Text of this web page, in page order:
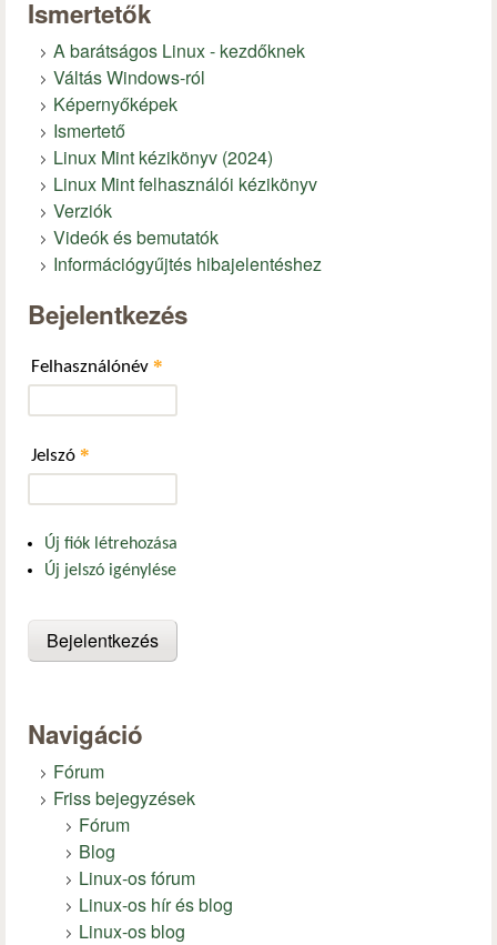
Ismertetők
A barátságos Linux - kezdőknek
Váltás Windows-ról
Képernyőképek
Ismertető
Linux Mint kézikönyv (2024)
Linux Mint felhasználói kézikönyv
Verziók
Videók és bemutatók
Információgyűjtés hibajelentéshez
Bejelentkezés
Felhasználónév *
Jelszó *
Új fiók létrehozása
Új jelszó igénylése
Navigáció
Fórum
Friss bejegyzések
Fórum
Blog
Linux-os fórum
Linux-os hír és blog
Linux-os blog